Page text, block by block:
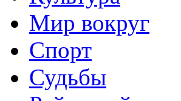
Мир вокруг
Спорт
Судьбы